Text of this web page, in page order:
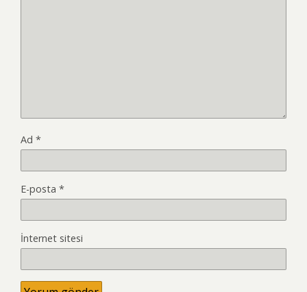
Ad *
E-posta *
İnternet sitesi